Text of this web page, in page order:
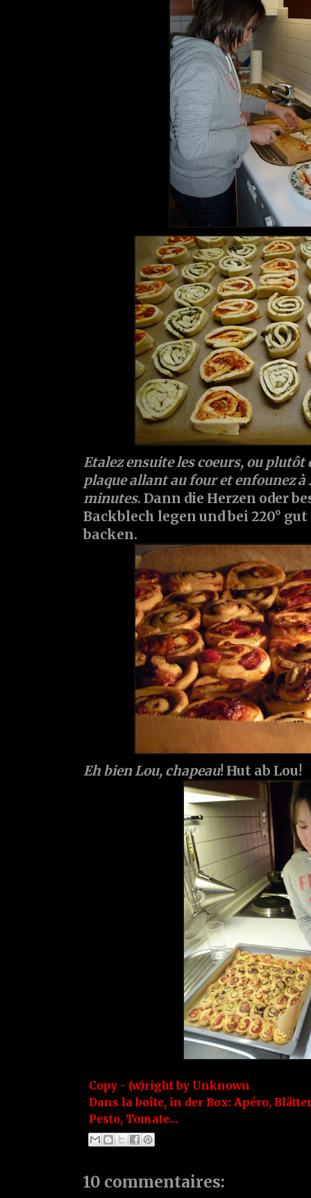
Etalez ensuite les coeurs, ou plutôt
plaque allant au four et enfounez à
minutes. Dann die Herzen oder
Backblech legen und bei 220°
backen.
Eh bien Lou, chapeau! Hut ab Lou!
Copy - (w)right by Unknown
Dans la boîte, in der Box: Apéro,
Pesto, Tomate...
10 commentaires: